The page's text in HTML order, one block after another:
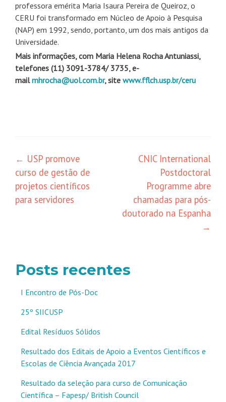
professora emérita Maria Isaura Pereira de Queiroz, o
CERU foi transformado em Núcleo de Apoio à Pesquisa
(NAP) em 1992, sendo, portanto, um dos mais antigos da
Universidade.
Mais informações, com Maria Helena Rocha Antuniassi,
telefones (11) 3091-3784/ 3735, e-
mailmhrocha@uol.com.br, site www.fflch.usp.br/ceru
Navegação
de
posts
← USP promove
curso de gestão de
projetos científicos
para servidores
CNIC International
Postdoctoral
Programme abre
chamadas para pós-
doutorado na Espanha
→
Posts recentes
I Encontro de Pós-Doc
25º SIICUSP
Edital Resíduos Sólidos
Resultado dos Editais de Apoio a Eventos Científicos e
Escolas de Ciência Avançada 2017
Resultado da seleção para curso de Comunicação
Científica – Fapesp/ British Council